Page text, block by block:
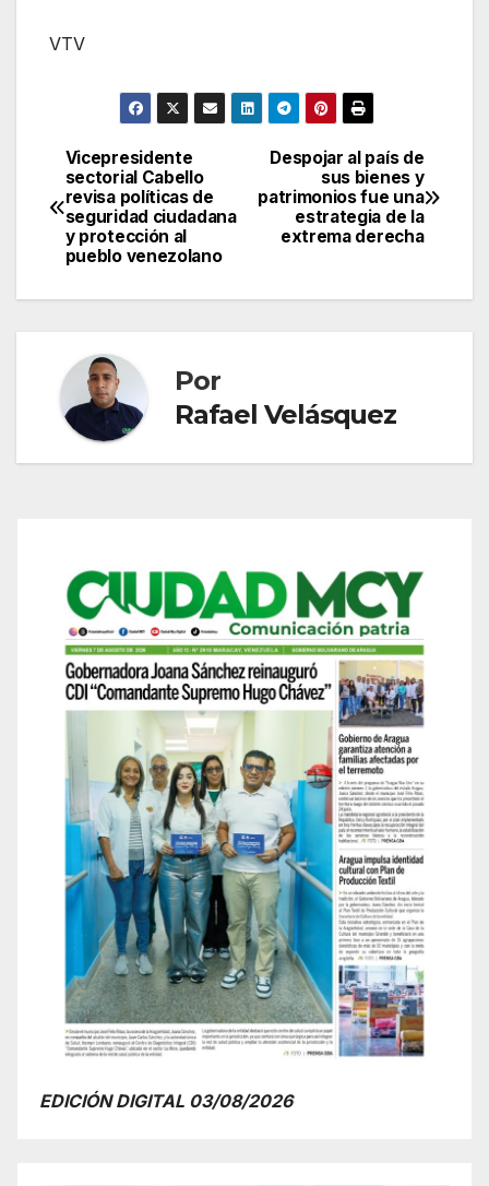
VTV
Navegación
de
entradas
Despojar al país de
sus bienes y
patrimonios fue una
estrategia de la
extrema derecha
Vicepresidente
sectorial Cabello
revisa políticas de
seguridad ciudadana
y protección al
pueblo venezolano
Por
Rafael Velásquez
EDICIÓN DIGITAL 03/08/2026